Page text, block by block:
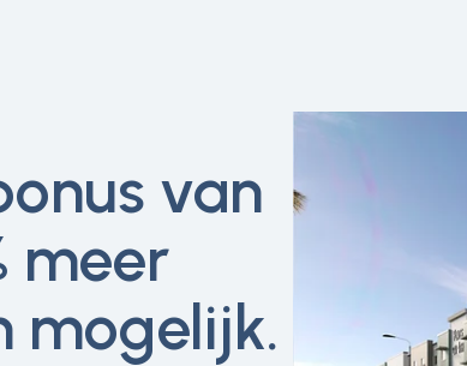
van
meer
mogelijk.